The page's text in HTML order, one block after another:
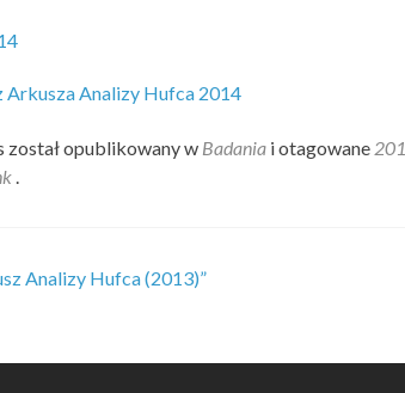
Arkusza Analizy Hufca 2014
został opublikowany w Badania i otagowane
.
Analizy Hufca (2013)”